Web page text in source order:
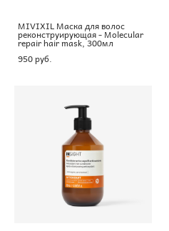
MIVIXIL Маска для волос
реконструирующая - Molecular
repair hair mask, 300мл
950 pуб.